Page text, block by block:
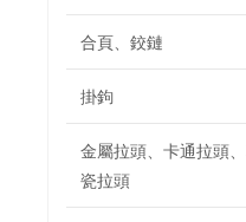
合頁、鉸鏈
掛鉤
金屬拉頭、卡通拉頭
瓷拉頭